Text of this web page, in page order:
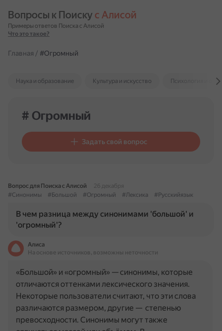
Вопросы к Поиску с Алисой
Примеры ответов Поиска с Алисой
Что это такое?
Главная / #Огромный
Наука и образование Культура и искусство Психология и
# Огромный
Задать свой вопрос
Вопрос для Поиска с Алисой
26 декабря
#Синонимы
#Большой #Огромный #Лексика #Русскийязык
В чем разница между синонимами 'большой' и
'огромный'?
Алиса
На основе источников, возможны неточности
«Большой» и «огромный» — синонимы, которые
отличаются оттенками лексического значения.
Некоторые пользователи считают, что эти слова
различаются размером, другие — степенью
превосходности. Синонимы могут также